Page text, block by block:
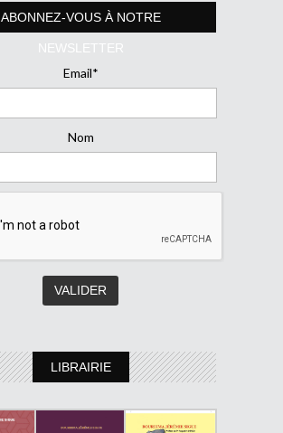
ABONNEZ-VOUS À NOTRE
NEWSLETTER
Email*
Nom
LIBRAIRIE